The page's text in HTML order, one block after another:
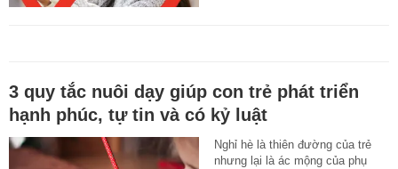
3 quy tắc nuôi dạy giúp con trẻ phát triển
hạnh phúc, tự tin và có kỷ luật
Nghỉ hè là thiên đường của trẻ
nhưng lại là ác mộng của phụ